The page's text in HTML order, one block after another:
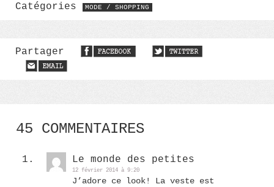
Catégories MODE / SHOPPING
Partager
45 COMMENTAIRES
Le monde des petites
12 février 2014 à 9:20
J’adore ce look! La veste est